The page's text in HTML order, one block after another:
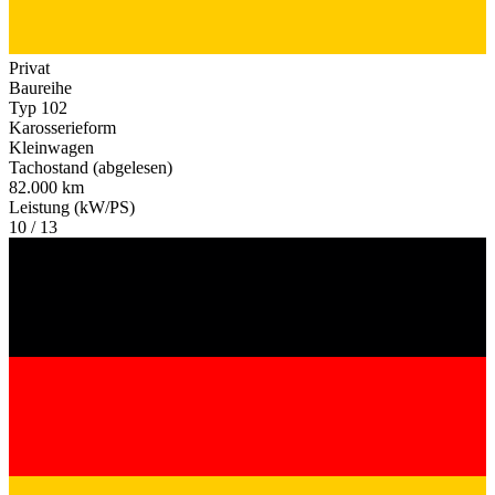
Privat
Baureihe
Typ 102
Karosserieform
Kleinwagen
Tachostand (abgelesen)
82.000 km
Leistung (kW/PS)
10 / 13